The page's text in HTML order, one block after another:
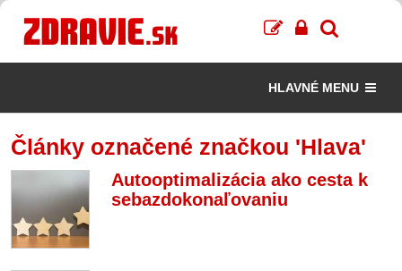
HLAVNÉ MENU
Články označené značkou 'Hlava'
Autooptimalizácia ako cesta k
sebazdokonaľovaniu